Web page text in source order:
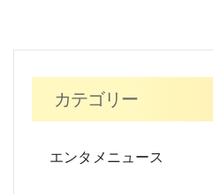
ビ
ー
カテゴリー
エンタメニュース